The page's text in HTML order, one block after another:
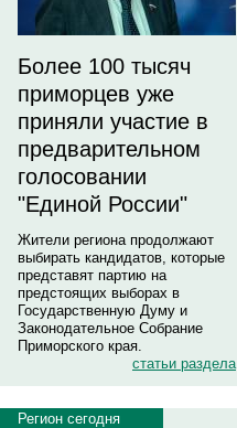
Более 100 тысяч
приморцев уже
приняли участие в
предварительном
голосовании
"Единой России"
Жители региона продолжают
выбирать кандидатов, которые
представят партию на
предстоящих выборах в
Государственную Думу и
Законодательное Собрание
Приморского края.
статьи раздела
Регион сегодня